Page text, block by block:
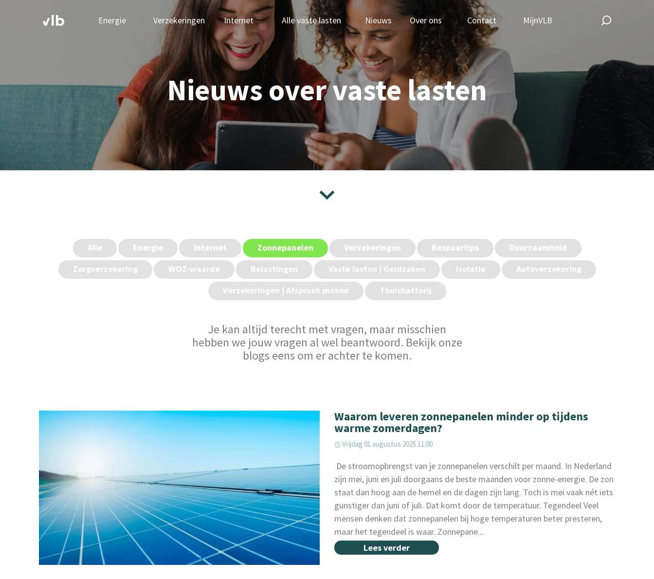
Energie Verzekeringen Internet Alle vaste lasten Nieuws Over ons Contact MijnVLB
Nieuws over vaste lasten
Alle Energie Internet Zonnepanelen Verzekeringen Bespaartips
Duurzaamheid
Zorgverzekering
WOZ-waarde Belastingen Vaste lasten | Geldzaken Isolatie
Autoverzekering
Verzekeringen | Afspraak maken
Thuisbatterij
Je kan altijd terecht met vragen, maar misschien
hebben we jouw vragen al wel beantwoord. Bekijk onze
blogs eens om er achter te komen.
Waarom leveren zonnepanelen minder op tijdens
warme zomerdagen?
Vrijdag 01 augustus 2025 11:00
‌ De stroomopbrengst van je zonnepanelen verschilt per maand. In Nederland
zijn mei, juni en juli doorgaans de beste maanden voor zonne-energie. De zon
staat dan hoog aan de hemel en de dagen zijn lang. Toch is mei vaak nét iets
gunstiger dan juni of juli. Dat komt door de temperatuur. Tegendeel Veel
mensen denken dat zonnepanelen bij hoge temperaturen beter presteren,
maar het tegendeel is waar. Zonnepane...
Lees verder